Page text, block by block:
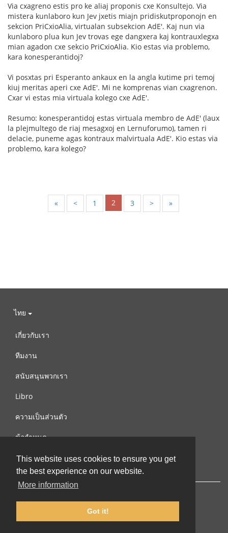
This website uses cookies to ensure you get
the best experience on our website.
More information
Got it!
Via cxagreno estis pro ke aliaj proponis cxe Konsultejo. Via
mistera kunlaboro kun Jev jxetis miajn pridiskutproponojn en
sekcion PriCxioAlia, virtualan subsekcion AdE'. Kaj nun via
kunlaboro plua kun Jev trovas ege dangxera kaj kontrauxlegxa
mian agadon cxe sekcio PriCxioAlia. Kio estas via problemo,
kara konesperantidoj?
Vi posxtas pri Esperanto ankaux en la angla kutime pri temoj
kiuj meritas aperi cxe AdE'. Mi ne komprenas vian cxagrenon.
Cxar vi estas mia virtuala kolego cxe AdE'.
Resumo: konesperantidoj estas virtuala membro de AdE' (laux
la plejmultego de riaj mesagxoj en Lernuforumo), tamen ri
delacie, puneme agas kontraux malvirtuala AdE'. Kio estas via
problemo, kara kolego?
« < 1 2 3 > »
ไทย
เกี่ยวกับเรา
ทีมงาน
สนับสนุนพวกเรา
Libro
ความเป็นส่วนตัว
ข้อกำหนด
ติดต่อเรา
© 2002-2026 lernu.net |Impressum